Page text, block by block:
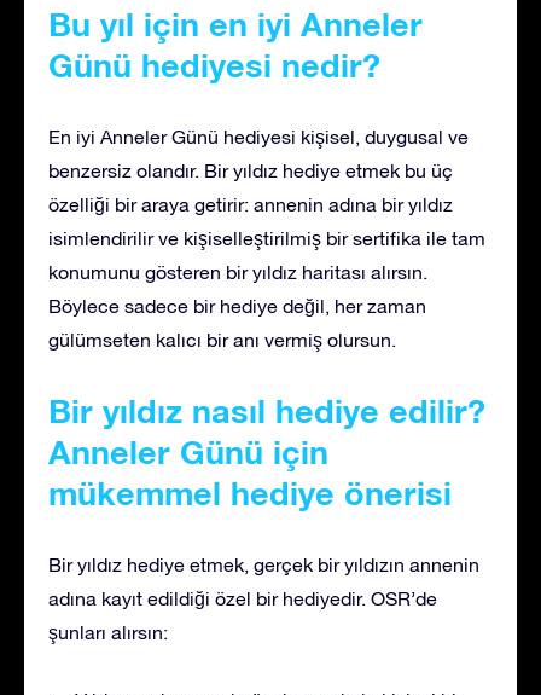
Bu yıl için en iyi Anneler
Günü hediyesi nedir?
En iyi Anneler Günü hediyesi kişisel, duygusal ve
benzersiz olandır. Bir yıldız hediye etmek bu üç
özelliği bir araya getirir: annenin adına bir yıldız
isimlendirilir ve kişiselleştirilmiş bir sertifika ile tam
konumunu gösteren bir yıldız haritası alırsın.
Böylece sadece bir hediye değil, her zaman
gülümseten kalıcı bir anı vermiş olursun.
Bir yıldız nasıl hediye edilir?
Anneler Günü için
mükemmel hediye önerisi
Bir yıldız hediye etmek, gerçek bir yıldızın annenin
adına kayıt edildiği özel bir hediyedir. OSR’de
şunları alırsın: